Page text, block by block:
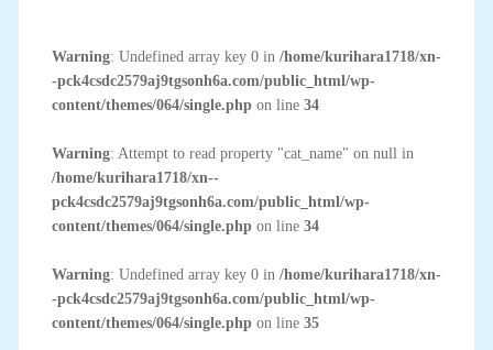
Warning: Undefined array key 0 in /home/kurihara1718/xn-
-pck4csdc2579aj9tgsonh6a.com/public_html/wp-
content/themes/064/single.phpon line 34
Warning: Attempt to read property "cat_name" on null in
/home/kurihara1718/xn--
pck4csdc2579aj9tgsonh6a.com/public_html/wp-
content/themes/064/single.phpon line 34
Warning: Undefined array key 0 in /home/kurihara1718/xn-
-pck4csdc2579aj9tgsonh6a.com/public_html/wp-
content/themes/064/single.phpon line 35